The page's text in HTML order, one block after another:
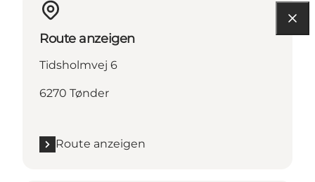
Route anzeigen
Tidsholmvej 6
6270 Tønder
Route anzeigen